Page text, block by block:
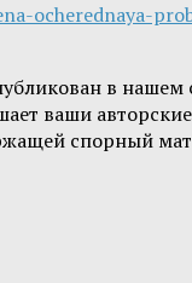
ocherednaya-
в нашем
ваши
спорный